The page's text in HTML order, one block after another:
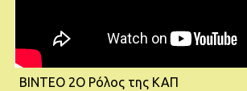
ΒΙΝΤΕΟ 2Ο Ρόλος της ΚΑΠ